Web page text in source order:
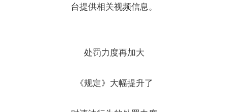
台提供相关视频信息。
处罚力度再加大
《规定》大幅提升了